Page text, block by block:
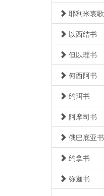
耶利米哀歌
以西结书
但以理书
何西阿书
约珥书
阿摩司书
俄巴底亚书
约拿书
弥迦书